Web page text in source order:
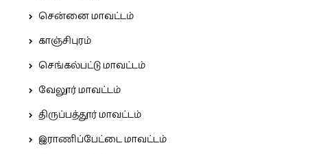
சென்னை மாவட்டம்
காஞ்சிபுரம்
செங்கல்பட்டு மாவட்டம்
வேலூர் மாவட்டம்
திருப்பத்தூர் மாவட்டம்
இராணிப்பேட்டை மாவட்டம்